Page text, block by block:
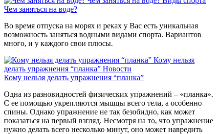
Чем заняться на воде?
Во время отпуска на морях и реках у Вас есть уникальная
возможность заняться водными видами спорта. Вариантов
много, и у каждого свои плюсы.
Кому нельзя
делать упражнения “планка” Новости
Кому нельзя делать упражнения “планка”
Одна из разновидностей физических упражнений – «планка».
С ее помощью укрепляются мышцы всего тела, а особенно
спины. Однако упражнение не так безобидно, как может
показаться на первый взгляд. Несмотря на то, что упражнение
нужно делать всего несколько минут, оно может навредить